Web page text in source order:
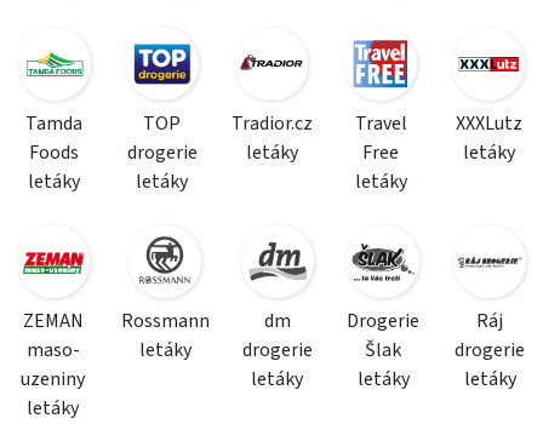
Tamda
Foods
letáky
TOP
drogerie
letáky
Tradior.cz
letáky
Travel
Free
letáky
XXXLutz
letáky
ZEMAN
maso-
uzeniny
letáky
Rossmann
letáky
dm
drogerie
letáky
Drogerie
Šlak
letáky
Ráj
drogerie
letáky